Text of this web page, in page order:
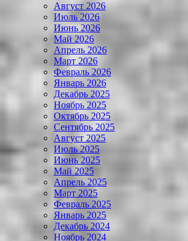
Август 2026
Июль 2026
Июнь 2026
Май 2026
Апрель 2026
Март 2026
Февраль 2026
Январь 2026
Декабрь 2025
Ноябрь 2025
Октябрь 2025
Сентябрь 2025
Август 2025
Июль 2025
Июнь 2025
Май 2025
Апрель 2025
Март 2025
Февраль 2025
Январь 2025
Декабрь 2024
Ноябрь 2024